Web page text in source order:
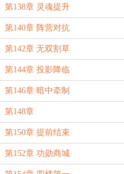
第138章 灵魂提升
第140章 阵营对抗
第142章 无双割草
第144章 投影降临
第146章 暗中牵制
第148章
第150章 提前结束
第152章 功勋商城